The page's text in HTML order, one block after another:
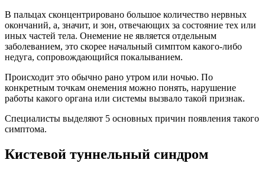
В пальцах сконцентрировано большое количество нервных
окончаний, а, значит, и зон, отвечающих за состояние тех или
иных частей тела. Онемение не является отдельным
заболеванием, это скорее начальный симптом какого-либо
недуга, сопровождающийся покалыванием.
Происходит это обычно рано утром или ночью. По
конкретным точкам онемения можно понять, нарушение
работы какого органа или системы вызвало такой признак.
Специалисты выделяют 5 основных причин появления такого
симптома.
Кистевой туннельный синдром